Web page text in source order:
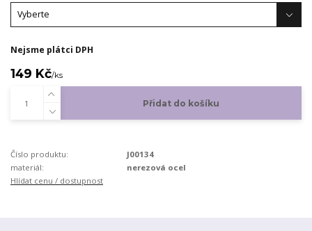
Nejsme plátci DPH
149 Kč/ks
Přidat do košíku
Číslo produktu:
J00134
materiál:
nerezová ocel
Hlídat cenu / dostupnost